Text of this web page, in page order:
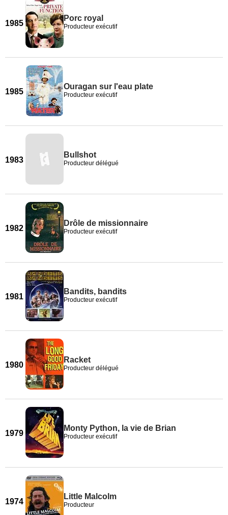
1985
Porc royal
Producteur exécutif
1985
Ouragan sur l'eau plate
Producteur exécutif
1983
Bullshot
Producteur délégué
1982
Drôle de missionnaire
Producteur exécutif
1981
Bandits, bandits
Producteur exécutif
1980
Racket
Producteur délégué
1979
Monty Python, la vie de Brian
Producteur exécutif
1974
Little Malcolm
Producteur